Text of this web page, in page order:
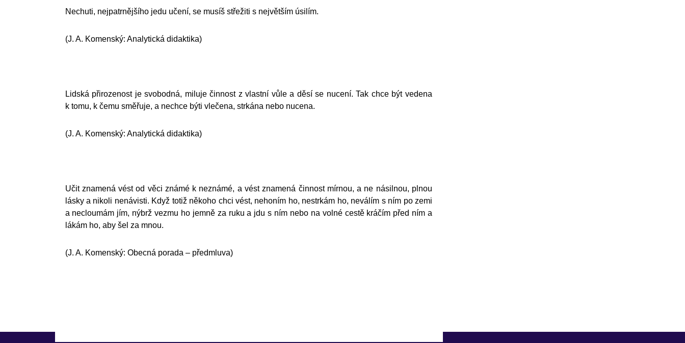
Nechuti, nejpatrnějšího jedu učení, se musíš střežiti s největším úsilím.
(J. A. Komenský: Analytická didaktika)
Lidská přirozenost je svobodná, miluje činnost z vlastní vůle a děsí se nucení. Tak chce být vedena
k tomu, k čemu směřuje, a nechce býti vlečena, strkána nebo nucena.
(J. A. Komenský: Analytická didaktika)
Učit znamená vést od věci známé k neznámé, a vést znamená činnost mírnou, a ne násilnou, plnou
lásky a nikoli nenávisti. Když totiž někoho chci vést, nehoním ho, nestrkám ho, neválím s ním po zemi
a necloumám jím, nýbrž vezmu ho jemně za ruku a jdu s ním nebo na volné cestě kráčím před ním a
lákám ho, aby šel za mnou.
(J. A. Komenský: Obecná porada – předmluva)